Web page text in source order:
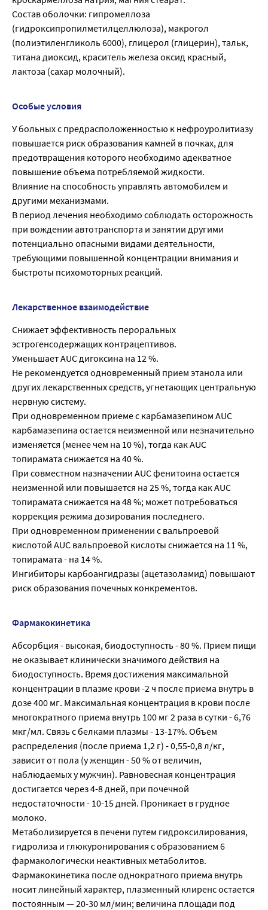
Состав оболочки: гипромеллоза
(гидроксипропилметилцеллюлоза), макрогол
(полиэтиленгликоль 6000), глицерол (глицерин), тальк,
титана диоксид, краситель железа оксид красный,
лактоза (сахар молочный).
Особые условия
У больных с предрасположенностью к нефроуролитиазу
повышается риск образования камней в почках, для
предотвращения которого необходимо адекватное
повышение объема потребляемой жидкости.
Влияние на способность управлять автомобилем и
другими механизмами.
В период лечения необходимо соблюдать осторожность
при вождении автотранспорта и занятии другими
потенциально опасными видами деятельности,
требующими повышенной концентрации внимания и
быстроты психомоторных реакций.
Лекарственное взаимодействие
Снижает эффективность пероральных
эстрогенсодержащих контрацептивов.
Уменьшает AUC дигоксина на 12 %.
Не рекомендуется одновременный прием этанола или
других лекарственных средств, угнетающих центральную
нервную систему.
При одновременном приеме с карбамазепином AUC
карбамазепина остается неизменной или незначительно
изменяется (менее чем на 10 %), тогда как AUC
топирамата снижается на 40 %.
При совместном назначении AUC фенитоина остается
неизменной или повышается на 25 %, тогда как AUC
топирамата снижается на 48 %; может потребоваться
коррекция режима дозирования последнего.
При одновременном применении с вальпроевой
кислотой AUC вальпроевой кислоты снижается на 11 %,
топирамата - нa 14 %.
Ингибиторы карбоангидразы (ацетазоламид) повышают
риск образования почечных конкрементов.
Фармакокинетика
Абсорбция - высокая, биодоступность - 80 %. Прием пищи
не оказывает клинически значимого действия на
биодоступность. Время достижения максимальной
концентрации в плазме крови -2 ч после приема внутрь в
дозе 400 мг. Максимальная концентрация в крови после
многократного приема внутрь 100 мг 2 раза в сутки - 6,76
мкг/мл. Связь с белками плазмы - 13-17%. Объем
распределения (после приема 1,2 г) - 0,55-0,8 л/кг,
зависит от пола (у женщин - 50 % от величин,
наблюдаемых у мужчин). Равновесная концентрация
достигается через 4-8 дней, при почечной
недостаточности - 10-15 дней. Проникает в грудное
молоко.
Метаболизируется в печени путем гидроксилирования,
гидролиза и глюкуронирования с образованием 6
фармакологически неактивных метаболитов.
Фармакокинетика после однократного приема внутрь
носит линейный характер, плазменный клиренс остается
постоянным — 20-30 мл/мин; величина площади под